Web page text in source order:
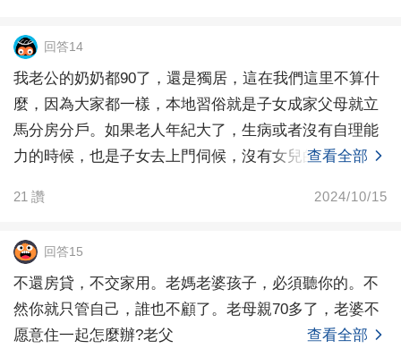
回答14
我老公的奶奶都90了，還是獨居，這在我們這里不算什
麼，因為大家都一樣，本地習俗就是子女成家父母就立
馬分房分戶。如果老人年紀大了，生病或者沒有自理能
力的時候，也是子女去上門伺候，沒有女兒的，兒媳在
查看全部
21 讚 2024/10/15
回答15
不還房貸，不交家用。老媽老婆孩子，必須聽你的。不
然你就只管自己，誰也不顧了。老母親70多了，老婆不
愿意住一起怎麼辦?老父
查看全部